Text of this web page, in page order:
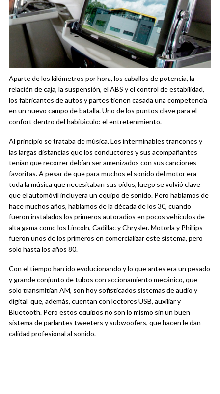
Aparte de los kilómetros por hora, los caballos de potencia, la
relación de caja, la suspensión, el ABS y el control de estabilidad,
los fabricantes de autos y partes tienen casada una competencia
en un nuevo campo de batalla. Uno de los puntos clave para el
confort dentro del habitáculo: el entretenimiento.
Al principio se trataba de música. Los interminables trancones y
las largas distancias que los conductores y sus acompañantes
tenían que recorrer debían ser amenizados con sus canciones
favoritas. A pesar de que para muchos el sonido del motor era
toda la música que necesitaban sus oídos, luego se volvió clave
que el automóvil incluyera un equipo de sonido. Pero hablamos de
hace muchos años, hablamos de la década de los 30, cuando
fueron instalados los primeros autoradios en pocos vehículos de
alta gama como los Lincoln, Cadillac y Chrysler. Motorla y Phillips
fueron unos de los primeros en comercializar este sistema, pero
solo hasta los años 80.
Con el tiempo han ido evolucionando y lo que antes era un pesado
y grande conjunto de tubos con accionamiento mecánico, que
solo transmitían AM, son hoy sofisticados sistemas de audio y
digital, que, además, cuentan con lectores USB, auxiliar y
Bluetooth. Pero estos equipos no son lo mismo sin un buen
sistema de parlantes tweeters y subwoofers, que hacen le dan
calidad profesional al sonido.